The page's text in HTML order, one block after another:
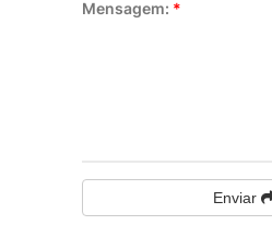
Mensagem: *
Enviar